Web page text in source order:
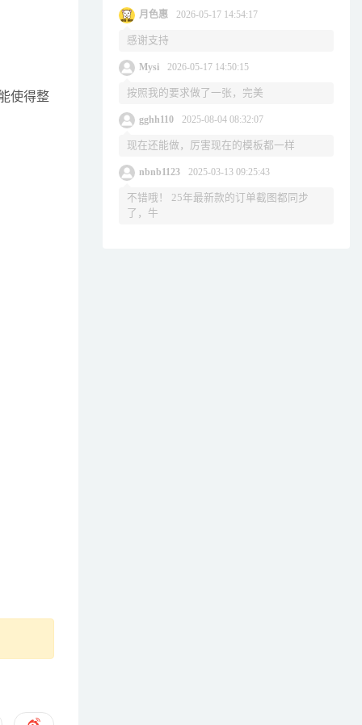
使得整
月色惠 2026-05-17 14:54:17
感谢支持
Mysi 2026-05-17 14:50:15
按照我的要求做了一张，完美
gghh110 2025-08-04 08:32:07
现在还能做，厉害现在的模板都一样
nbnb1123 2025-03-13 09:25:43
不错哦！ 25年最新款的订单截图都同步
了，牛